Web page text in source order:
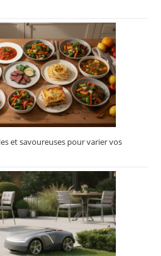
et savoureuses pour varier vos